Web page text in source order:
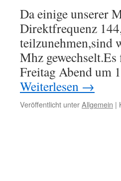
Da einige unserer
Direktfrequenz
teilzunehmen,sind
Mhz
Freitag Abend um
Weiterlesen →
Veröffentlicht unterAllgemein |